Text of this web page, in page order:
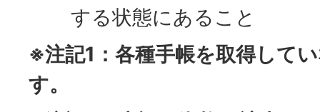
する状態にあること
※注記1：各種手帳を取得して
す。